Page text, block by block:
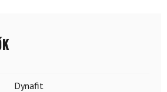
Dynafit